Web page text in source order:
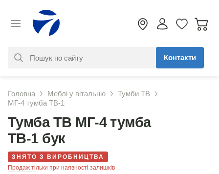
знайдено. Уточніть свій запит
Контакти
Головна Меблі у вітальню
Тумби ТВ
МГ-4 тумба ТВ-1
Тумба ТВ МГ-4 тумба
ТВ-1 бук
ЗНЯТО З ВИРОБНИЦТВА
Продаж тільки при наявності залишків